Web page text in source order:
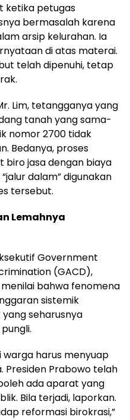
ketika petugas
bermasalah karena
arsip kelurahan. Ia
di atas materai.
telah dipenuhi, tetap
Lim, tetangganya yang
tanah yang sama-
nomor 2700 tidak
Bedanya, proses
biro jasa dengan biaya
dalam” digunakan
tersebut.
Lemahnya
Government
(GACD),
menilai bahwa fenomena
sistemik
seharusnya
warga harus menyuap
Presiden Prabowo telah
ada aparat yang
Bila terjadi, laporkan.
reformasi birokrasi,”